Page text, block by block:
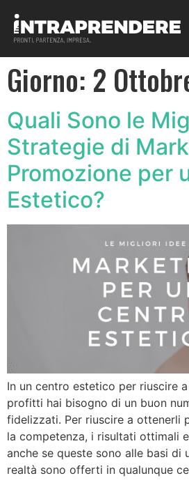
Giorno: 2
Quali Sono le
Strategie di
Promozione per
Estetico?
In un centro estetico per riuscire
profitti hai bisogno di un buon
fidelizzati. Per riuscire a ottenerli
la competenza, i risultati ottimali
anche se queste sono alle basi di
realtà sono offerti in qualunque